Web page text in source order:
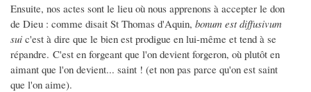
Ensuite, nos actes sont le lieu où nous apprenons à accepter le don
de Dieu : comme disait St Thomas d'Aquin, bonum est diffusivum
sui c'est à dire que le bien est prodigue en lui-même et tend à se
répandre. C'est en forgeant que l'on devient forgeron, où plutôt en
aimant que l'on devient... saint ! (et non pas parce qu'on est saint
que l'on aime).